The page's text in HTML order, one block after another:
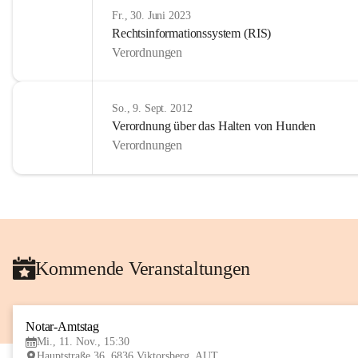
Fr., 30. Juni 2023
Rechtsinformationssystem (RIS)
Verordnungen
So., 9. Sept. 2012
Verordnung über das Halten von Hunden
Verordnungen
Kommende Veranstaltungen
Notar-Amtstag
Mi., 11. Nov., 15:30